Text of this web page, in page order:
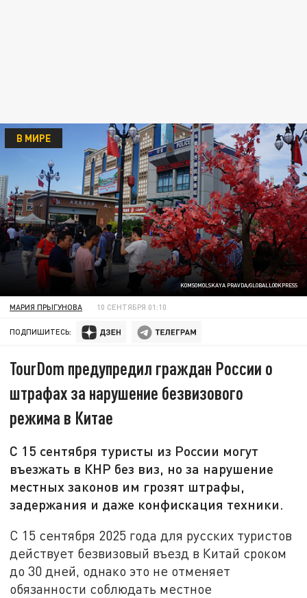
KOMSOMOLSKAYA PRAVDA/GLOBALLOOKPRESS
В МИРЕ
МАРИЯ ПРЫГУНОВА 10 СЕНТЯБРЯ 01:10
ПОДПИШИТЕСЬ:
TourDom предупредил граждан России о
штрафах за нарушение безвизового
режима в Китае
С 15 сентября туристы из России могут
въезжать в КНР без виз, но за нарушение
местных законов им грозят штрафы,
задержания и даже конфискация техники.
С 15 сентября 2025 года для русских туристов
действует безвизовый въезд в Китай сроком
до 30 дней, однако это не отменяет
обязанности соблюдать местное